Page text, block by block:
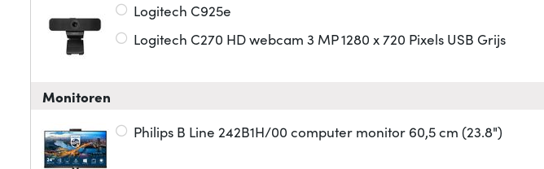
Logitech C925e
Logitech C270 HD webcam 3 MP 1280 x 720 Pixels USB Grijs
Monitoren
Philips B Line 242B1H/00 computer monitor 60,5 cm (23.8")